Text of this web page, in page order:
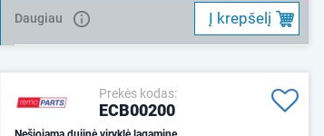
Daugiau Į krepšelį
Prekės kodas:
ECB00200